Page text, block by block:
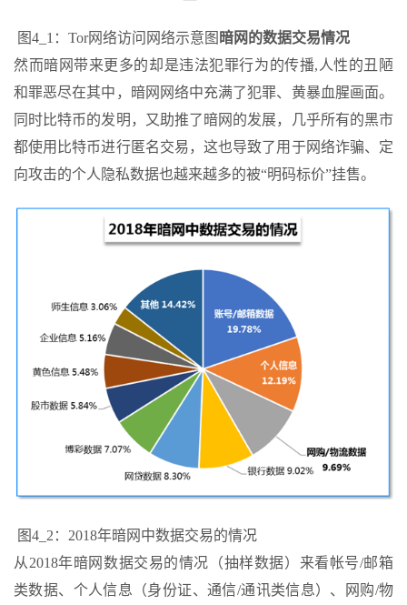
图4_1：Tor网络访问网络示意图 暗网的数据交易情况
然而暗网带来更多的却是违法犯罪行为的传播,人性的丑陋
和罪恶尽在其中，暗网网络中充满了犯罪、黄暴血腥画面。
同时比特币的发明，又助推了暗网的发展，几乎所有的黑市
都使用比特币进行匿名交易，这也导致了用于网络诈骗、定
向攻击的个人隐私数据也越来越多的被“明码标价”挂售。
图4_2：2018年暗网中数据交易的情况
从2018年暗网数据交易的情况（抽样数据）来看帐号/邮箱
类数据、个人信息（身份证、通信/通讯类信息）、网购/物